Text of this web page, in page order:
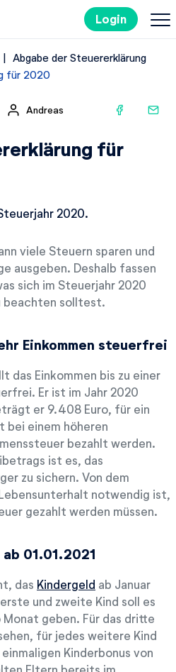
Login
ausprobieren
Abgabe der Steuererklärung
für 2020
Andreas
für
2020.
viele Steuern sparen und
ausgeben. Deshalb fassen
sich im Steuerjahr 2020
beachten solltest.
Einkommen steuerfrei
das Einkommen bis zu einer
Er ist im Jahr 2020
er 9.408 Euro, für ein
bei einem höheren
bezahlt werden.
ist es, das
zu sichern. Von dem
notwendig ist,
gezahlt werden müssen.
01.01.2021
das Kindergeld ab Januar
und zweite Kind soll es
Monat geben. Für das dritte
für jedes weitere Kind
Kinderbonus von
Eltern bereits im